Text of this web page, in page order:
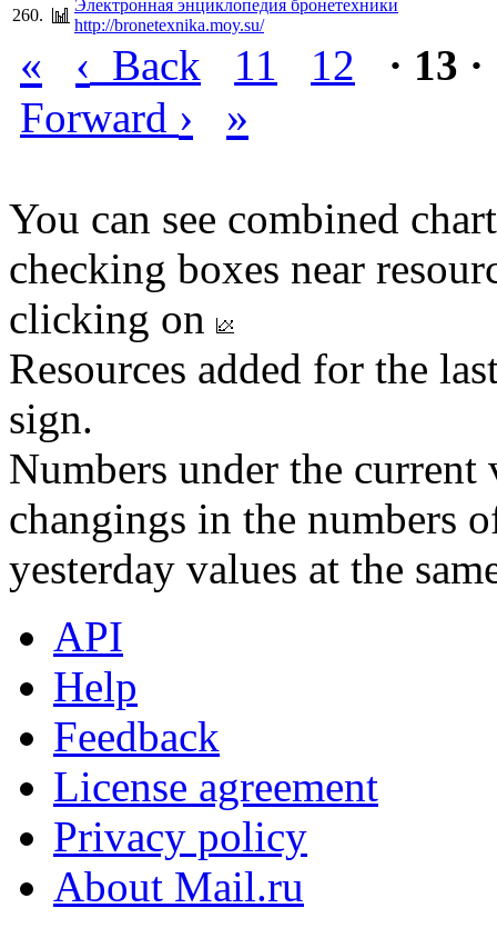
260.
Электронная энциклопедия бронетехники
http://bronetexnika.moy.su/
« ‹ Back 11 12
· 13 ·
Forward › »
You can see combined
checking boxes near
clicking on
Resources added for the
sign.
Numbers under the
changings in the numbers
yesterday values at the
API
Help
Feedback
License agreement
Privacy policy
About Mail.ru